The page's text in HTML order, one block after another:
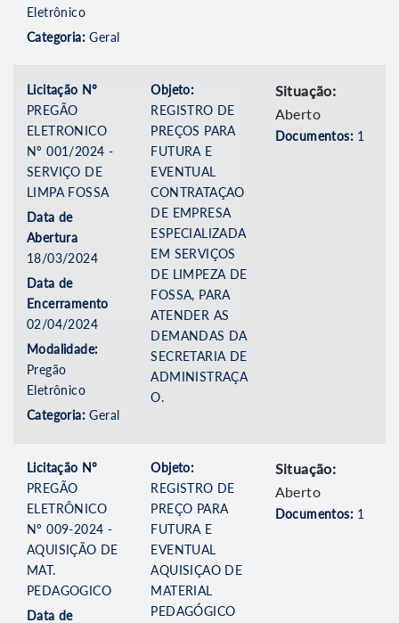
Eletrônico
Categoria:Geral
Licitação Nº
PREGÃO
ELETRONICO
Nº 001/2024 -
SERVIÇO DE
LIMPA FOSSA
Data de
Abertura
18/03/2024
Data de
Encerramento
02/04/2024
Modalidade:
Pregão
Eletrônico
Categoria:Geral
Objeto:
REGISTRO DE
PREÇOS PARA
FUTURA E
EVENTUAL
CONTRATAÇAO
DE EMPRESA
ESPECIALIZADA
EM SERVIÇOS
DE LIMPEZA DE
FOSSA, PARA
ATENDER AS
DEMANDAS DA
SECRETARIA DE
ADMINISTRAÇA
O.
Situação:
Aberto
Documentos: 1
Licitação Nº
PREGÃO
ELETRÔNICO
Nº 009-2024 -
AQUISIÇÃO DE
MAT.
PEDAGOGICO
Data de
Objeto:
REGISTRO DE
PREÇO PARA
FUTURA E
EVENTUAL
AQUISIÇAO DE
MATERIAL
PEDAGÓGICO
Situação:
Aberto
Documentos: 1